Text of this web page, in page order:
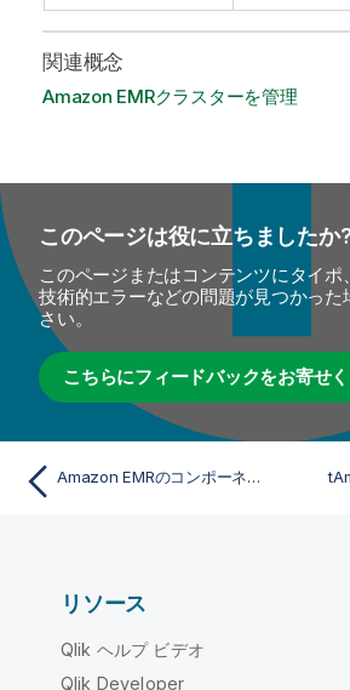
関連概念
Amazon EMRクラスターを管理
このページは役に立ちましたか
このページまたはコンテンツにタイポ
技術的エラーなどの問題が見つかった
さい。
こちらにフィードバックをお寄せ
Amazon EMRのコンポーネント
リソース
Qlik ヘルプ ビデオ
Qlik Developer